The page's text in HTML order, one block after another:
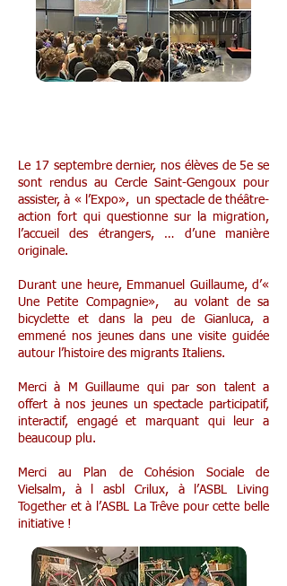
Le 17 septembre dernier, nos élèves de 5e se
sont rendus au Cercle Saint-Gengoux pour
assister, à « l’Expo», un spectacle de théâtre-
action fort qui questionne sur la migration,
l’accueil des étrangers, … d’une manière
originale.
Durant une heure, Emmanuel Guillaume, d’«
Une Petite Compagnie», au volant de sa
bicyclette et dans la peu de Gianluca, a
emmené nos jeunes dans une visite guidée
autour l’histoire des migrants Italiens.
Merci à M Guillaume qui par son talent a
offert à nos jeunes un spectacle participatif,
interactif, engagé et marquant qui leur a
beaucoup plu.
Merci au
Plan de Cohésion Sociale de
Vielsalm, à l asbl Crilux,à l’ASBL
Living
Together et à l’ASBLLa Trêve pour cette belle
initiative !